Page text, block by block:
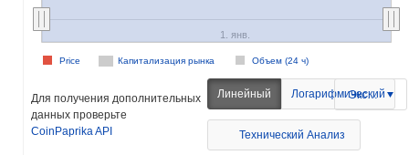
Капитализация рынка Объем (24 ч)
Price
1. янв.
Для получения дополнительных
данных проверьте
CoinPaprika API
Линейный Логарифмический
Экспорт
Технический Анализ